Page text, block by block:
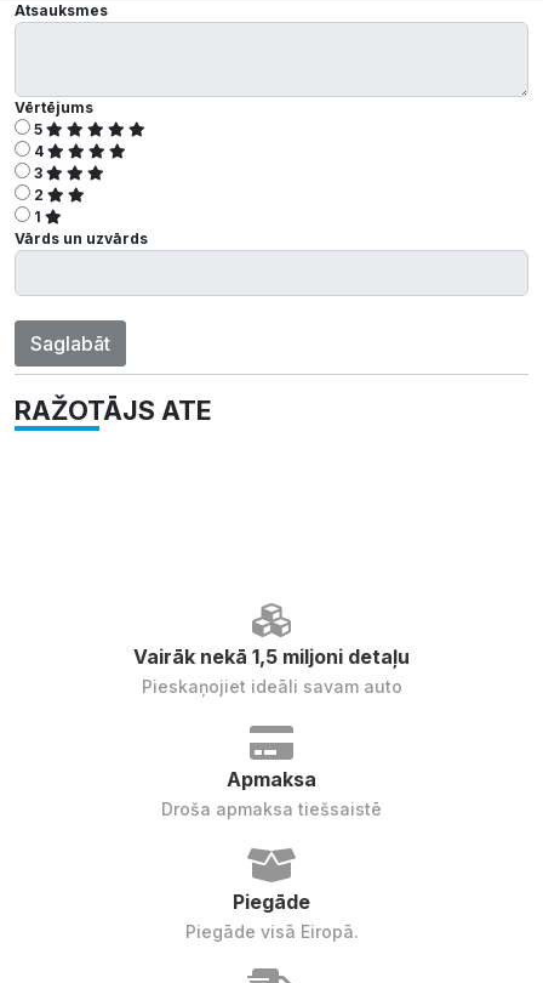
Atsauksmes
Vērtējums
5
4
3
2
1
Vārds un uzvārds
Saglabāt
RAŽOTĀJS ATE
Vairāk nekā 1,5 miljoni detaļu
Pieskaņojiet ideāli savam auto
Apmaksa
Droša apmaksa tiešsaistē
Piegāde
Piegāde visā Eiropā.